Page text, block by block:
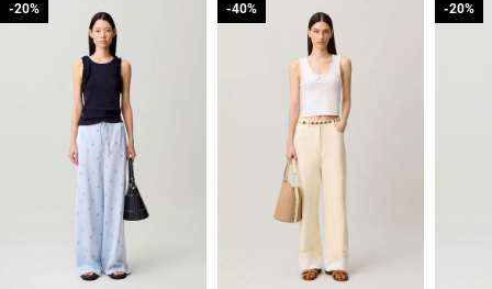
-20%
-20% -40%
-40% -20%
-20%